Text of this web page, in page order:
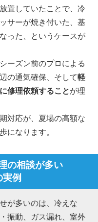
置していたことで、冷
サーが焼き付いた、基
った、というケースが
ーズン前のプロによる
の通気確保、そして軽
修理依頼することが理
対応が、夏場の高額な
になります。
の相談が多い
実例
が多いのは、冷えな
振動、ガス漏れ、室外